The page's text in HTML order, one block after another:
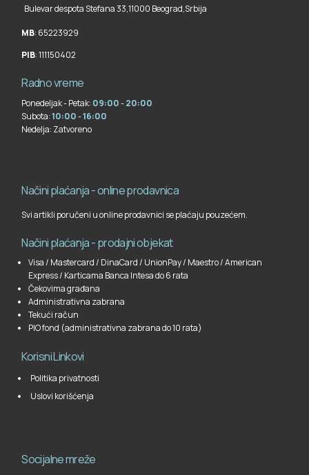
Bulevar despota Stefana 33,11000 Beograd,Srbija
MB: 65223929
PIB: 111150402
Radno vreme
Ponedeljak - Petak: 09:00-20:00
Subota:10:00-16:00
Nedelja: Zatvoreno
Načini plaćanja - online prodavnica
Svi artikli poručeni u online prodavnici se plaćaju pouzećem.
Načini plaćanja - prodajni objekat
Visa / Mastercard / DinaCard / UnionPay / Maestro / American
Express / Karticama Banca Intesa do 6 rata
Čekovima građana
Administrativna zabrana
Tekući račun
PIO fond (administrativna zabrana do 10 rata)
Korisni Linkovi
Politika privatnosti
Uslovi korišćenja
Socijalne mreže